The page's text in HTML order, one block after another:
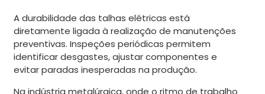
A durabilidade das talhas elétricas está
diretamente ligada à realização de manutenções
preventivas. Inspeções periódicas permitem
identificar desgastes, ajustar componentes e
evitar paradas inesperadas na produção.
Na indústria metalúrgica, onde o ritmo de trabalho